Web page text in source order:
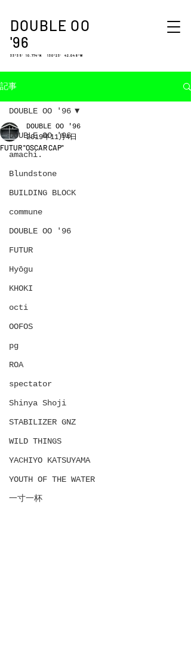
DOUBLE OO
'96
33°35′ 10.774″N 130°23′ 42.048″W
記事
DOUBLE OO '96
amachi.
Blundstone
BUILDING BLOCK
commune
DOUBLE OO '96
FUTUR
Hyōgu
KHOKI
octi
OOFOS
pg
ROA
spectator
Shinya Shoji
STABILIZER GNZ
WILD THINGS
YACHIYO KATSUYAMA
YOUTH OF THE WATER
一寸一杯
DOUBLE OO '96
FUTUR "OSCAR CAP"
DOUBLE OO '96
2019年11月4日